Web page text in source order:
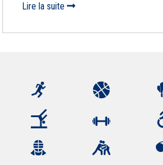
Lire la suite